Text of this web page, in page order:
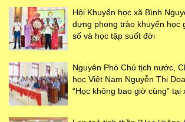
Hội Khuyến học xã Bình
dựng phong trào khuyến học
số và học tập suốt đời
Nguyên Phó Chủ tịch nước,
học Việt Nam Nguyễn Thị
“Học không bao giờ cùng” tại